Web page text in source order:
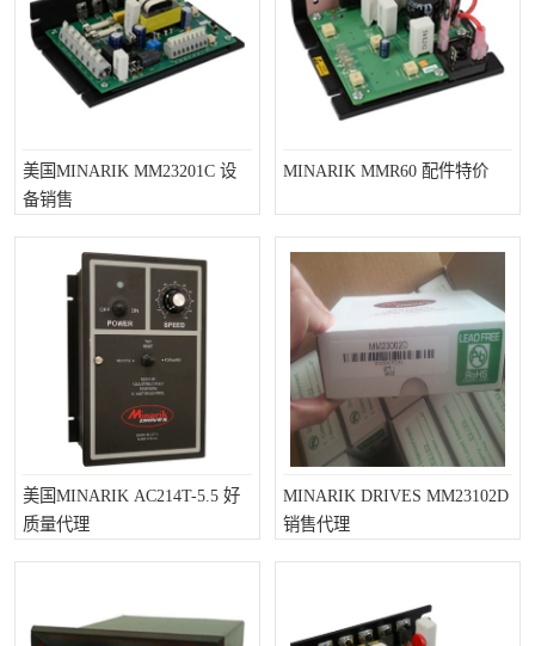
美国MINARIK MM23201C 设
备销售
MINARIK MMR60 配件特价
美国MINARIK AC214T-5.5 好
质量代理
MINARIK DRIVES MM23102D
销售代理